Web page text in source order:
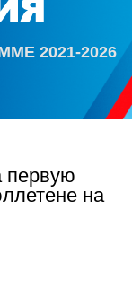
2021-2026
первую
на